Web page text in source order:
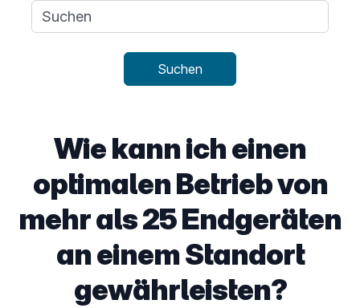
Suchanfrage
Suchen
Wie kann ich einen
optimalen Betrieb von
mehr als 25 Endgeräten
an einem Standort
gewährleisten?